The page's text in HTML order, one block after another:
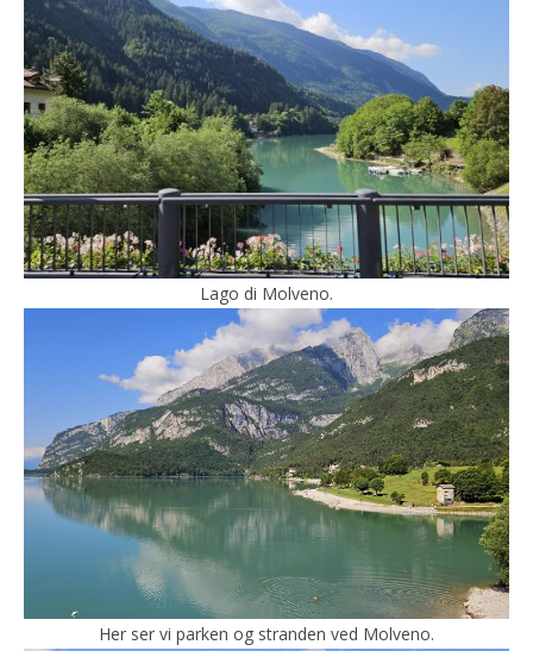
Lago di Molveno.
Her ser vi parken og stranden ved Molveno.